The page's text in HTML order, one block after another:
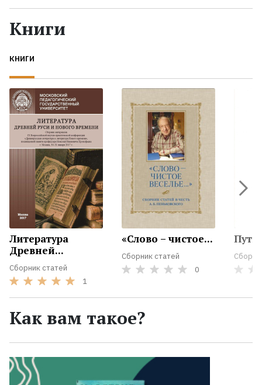
Жанры
Экранизации
Коллекции
Книги
КНИГИ
Литература
Древней...
Сборник статей
1
«Слово – чистое...
Сборник статей
0
Путь
Как вам такое?